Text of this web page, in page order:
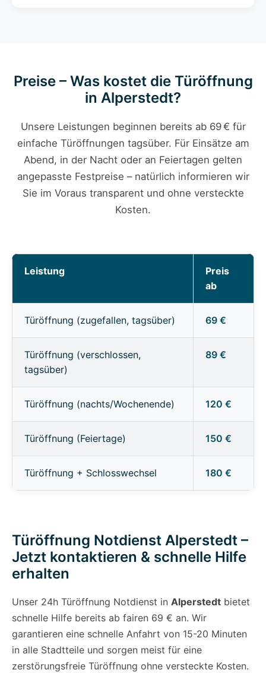
Preise – Was kostet die Türöffnung
in Alperstedt?
Unsere Leistungen beginnen bereits ab 69 € für
einfache Türöffnungen tagsüber. Für Einsätze am
Abend, in der Nacht oder an Feiertagen gelten
angepasste Festpreise – natürlich informieren wir
Sie im Voraus transparent und ohne versteckte
Kosten.
Leistung
Preis
ab
Türöffnung (zugefallen, tagsüber) 69 €
Türöffnung (verschlossen,
tagsüber)
89 €
Türöffnung (nachts/Wochenende) 120 €
Türöffnung (Feiertage) 150 €
Türöffnung + Schlosswechsel 180 €
Türöffnung Notdienst Alperstedt –
Jetzt kontaktieren & schnelle Hilfe
erhalten
Unser 24h Türöffnung Notdienst in Alperstedt bietet
schnelle Hilfe bereits ab fairen 69 € an. Wir
garantieren eine schnelle Anfahrt von 15-20 Minuten
in alle Stadtteile und sorgen meist für eine
zerstörungsfreie Türöffnung ohne versteckte Kosten.